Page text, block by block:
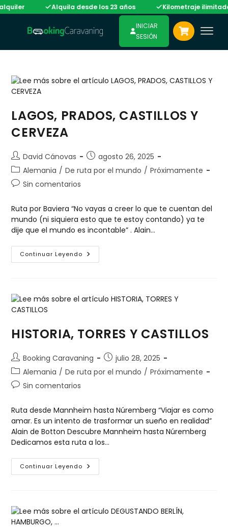
Alquila desde los 23 años Kilometraje ilimitado
INICIAR
SESIÓN
LAGOS, PRADOS, CASTILLOS Y
CERVEZA
David Cánovas
agosto 26, 2025
Alemania / De ruta por el mundo / Próximamente
Sin comentarios
Ruta por Baviera “No vayas a creer lo que te cuentan del
mundo (ni siquiera esto que te estoy contando) ya te
dije que el mundo es incontable” . Alain…
Continuar Leyendo
HISTORIA, TORRES Y CASTILLOS
Booking Caravaning
julio 28, 2025
Alemania / De ruta por el mundo / Próximamente
Sin comentarios
Ruta desde Mannheim hasta Núremberg “Viajar es como
amar. Es un intento de trasformar un sueño en realidad”
Alain de Botton Descubre Mannheim hasta Núremberg
Dedicamos esta ruta a los…
Continuar Leyendo